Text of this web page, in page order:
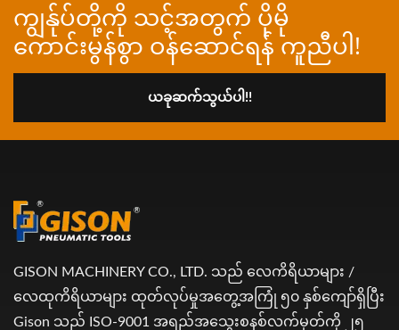
ကျွန်ုပ်တို့ကို သင့်အတွက် ပိုမို
ကောင်းမွန်စွာ ဝန်ဆောင်ရန် ကူညီပါ!
ယခုဆက်သွယ်ပါ!!
GISON MACHINERY CO., LTD. သည် လေကိရိယာများ /
လေထုကိရိယာများ ထုတ်လုပ်မှုအတွေ့အကြုံ ၅၀ နှစ်ကျော်ရှိပြီး
Gison သည် ISO-9001 အရည်အသွေးစနစ်လက်မှတ်ကို ၂၅